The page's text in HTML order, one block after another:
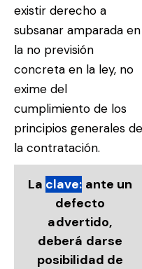
existir derecho a
subsanar amparada en
la no previsión
concreta en la ley, no
exime del
cumplimiento de los
principios generales de
la contratación.
La clave: ante un
defecto
advertido,
deberá darse
posibilidad de